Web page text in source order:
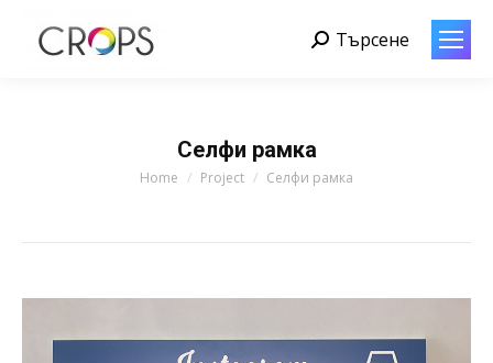
Search:
Търсене
Селфи рамка
You are here:
Home Project Селфи рамка